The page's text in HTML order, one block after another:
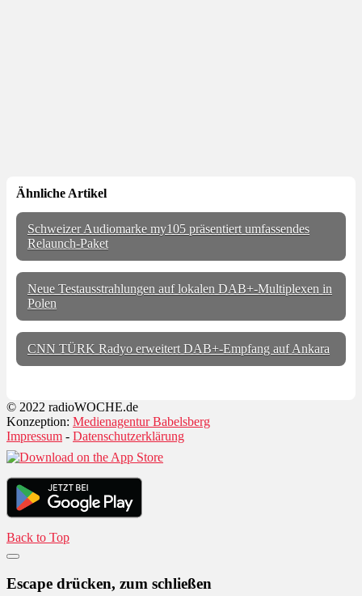
Ähnliche Artikel
Schweizer Audiomarke my105 präsentiert umfassendes
Relaunch-Paket
Neue Testausstrahlungen auf lokalen DAB+-Multiplexen in
Polen
CNN TÜRK Radyo erweitert DAB+-Empfang auf Ankara
© 2022 radioWOCHE.de
Konzeption: Medienagentur Babelsberg
Impressum - Datenschutzerklärung
Back to Top
Escape drücken, zum schließen